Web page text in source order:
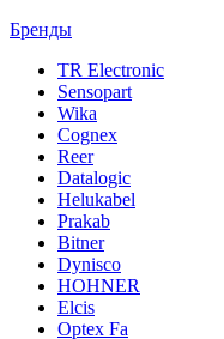
Бренды
TR Electronic
Sensopart
Wika
Cognex
Reer
Datalogic
Helukabel
Prakab
Bitner
Dynisco
HOHNER
Elcis
Optex Fa